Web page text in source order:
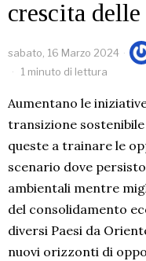
crescita
sabato, 16 Marzo 2024
1 minuto di lettura
Aumentano le
transizione
queste a trainare le
scenario dove
ambientali mentre
del consolidamento
diversi Paesi da
nuovi orizzonti di